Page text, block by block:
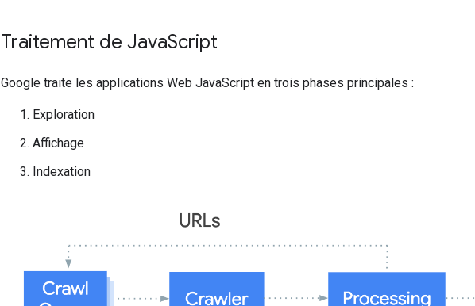
Traitement de JavaScript
Google traite les applications Web JavaScript en trois phases principales :
Exploration
Affichage
Indexation